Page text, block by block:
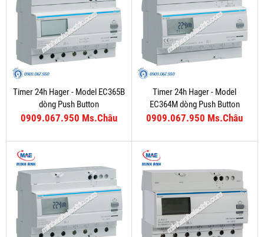
Timer 24h Hager - Model EC365B
dòng Push Button
0909.067.950 Ms.Châu
Timer 24h Hager - Model
EC364M dòng Push Button
0909.067.950 Ms.Châu